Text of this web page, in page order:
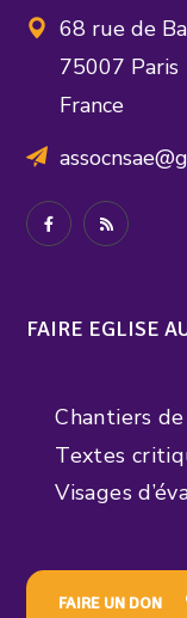
68 rue de
75007 Paris
France
FAIRE EGLISE
Chantiers
Textes
Visages
FAIRE UN DON